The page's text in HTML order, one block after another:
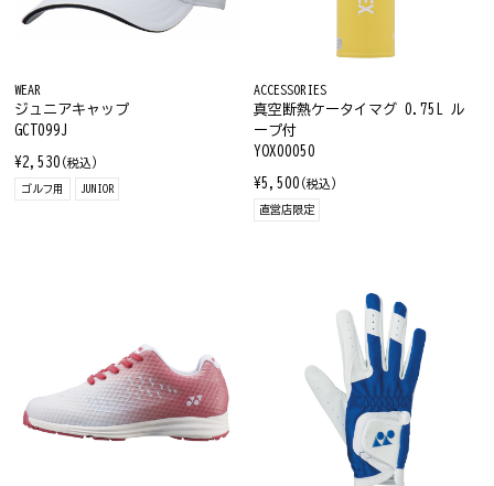
WEAR
ジュニアキャップ
GCT099J
¥2,530 (税込)
ゴルフ用 JUNIOR
ACCESSORIES
真空断熱ケータイマグ 0.75L ル
ープ付
YOX00050
¥5,500 (税込)
直営店限定